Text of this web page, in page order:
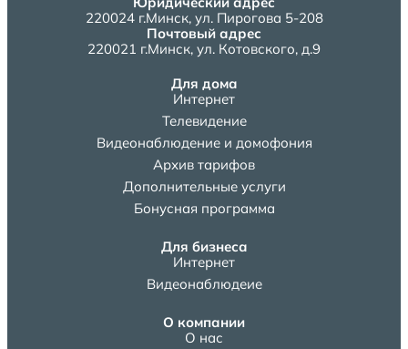
220024 г.Минск, ул. Пирогова 5-208
Почтовый адрес
220021 г.Минск, ул. Котовского, д.9
Для дома
Интернет
Телевидение
Видеонаблюдение и домофония
Архив тарифов
Дополнительные услуги
Бонусная программа
Для бизнеса
Интернет
Видеонаблюдеие
О компании
О нас